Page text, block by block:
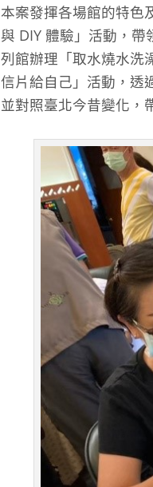
本案發揮各場館的特色
與 DIY 體驗」活動，
列館辦理「取水燒水洗
信片給自己」活動，透
並對照臺北今昔變化，